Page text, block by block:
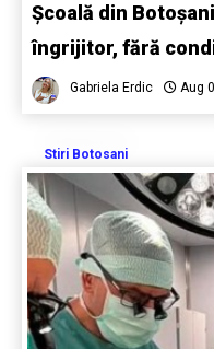
Școală din
îngrijitor, fără
Gabriela Erdic Aug
Stiri Botosani